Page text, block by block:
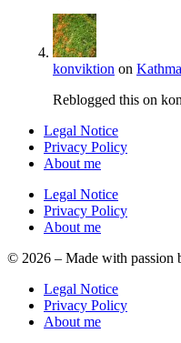
konviktion on
Reblogged this on
Legal Notice
Privacy Policy
About me
Legal Notice
Privacy Policy
About me
© 2026 – Made with passion
Legal Notice
Privacy Policy
About me